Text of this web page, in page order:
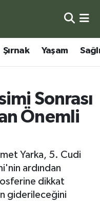
Şırnak Yaşam
Sonrası
Önemli
Yarka, 5. Cudi
ardından
dikkat
giderileceğini
Fikstür